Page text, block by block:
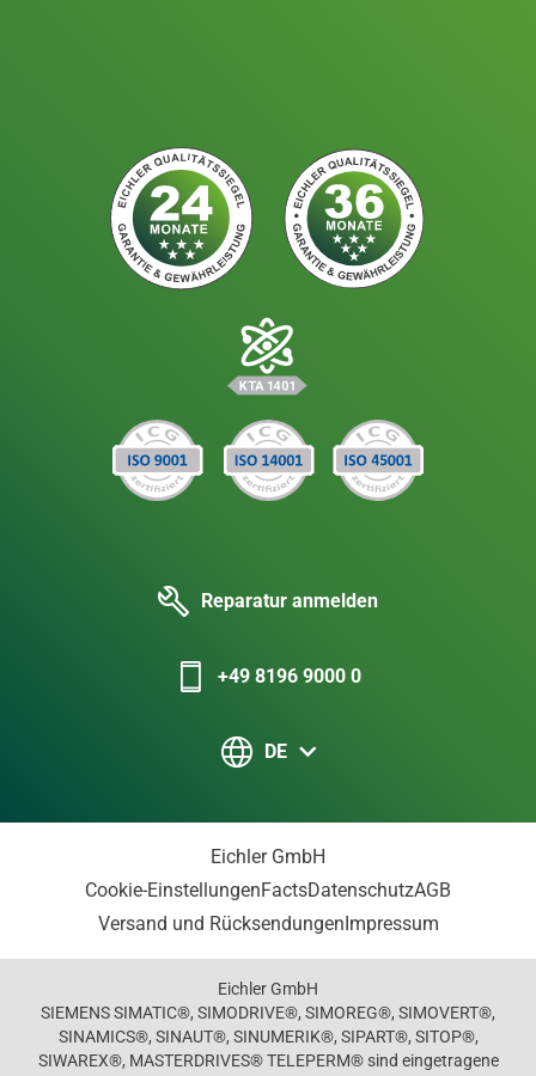
Reparatur anmelden
+49 8196 9000 0
DE
Eichler GmbH
Cookie-EinstellungenFactsDatenschutzAGB
Versand und RücksendungenImpressum
Eichler GmbH
SIEMENS SIMATIC®, SIMODRIVE®, SIMOREG®, SIMOVERT®,
SINAMICS®, SINAUT®, SINUMERIK®, SIPART®, SITOP®,
SIWAREX®, MASTERDRIVES® TELEPERM® sind eingetragene